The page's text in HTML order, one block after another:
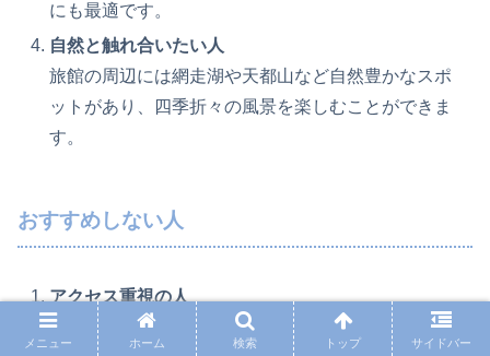
にも最適です。
自然と触れ合いたい人
旅館の周辺には網走湖や天都山など自然豊かなスポ
ットがあり、四季折々の風景を楽しむことができま
す。
おすすめしない人
アクセス重視の人
最寄りのJR呼人駅から徒歩30分以上かかるため、ア
メニュー ホーム 検索 トップ サイドバー